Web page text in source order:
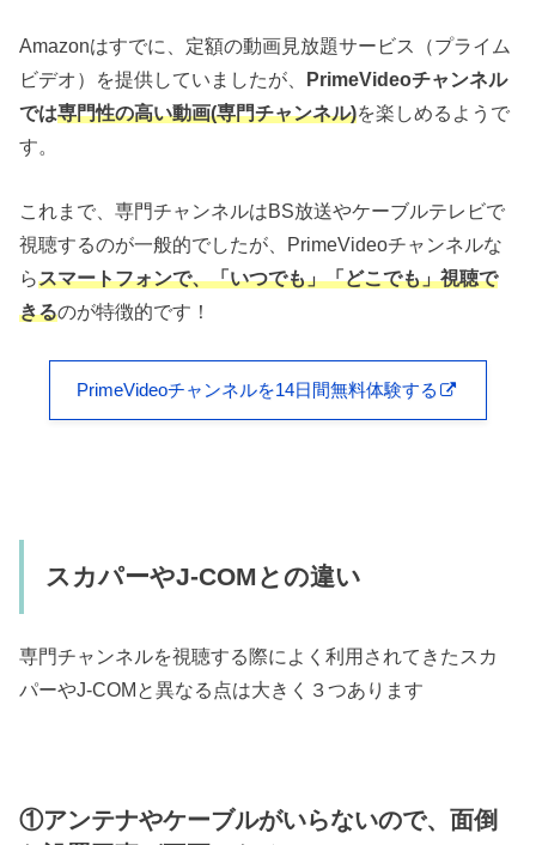
Amazonはすでに、定額の動画見放題サービス（プライム
ビデオ）を提供していましたが、 PrimeVideoチャンネル
では専門性の高い動画(専門チャンネル)を楽しめるようで
す。
これまで、専門チャンネルはBS放送やケーブルテレビで
視聴するのが一般的でしたが、PrimeVideoチャンネルな
らスマートフォンで、「いつでも」「どこでも」視聴で
きるのが特徴的です！
PrimeVideoチャンネルを14日間無料体験する
スカパーやJ-COMとの違い
専門チャンネルを視聴する際によく利用されてきたスカ
パーやJ-COMと異なる点は大きく３つあります
①アンテナやケーブルがいらないので、面倒